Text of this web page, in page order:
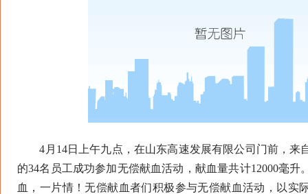
4月14日上午九点，在山东高速发展有限公司门前，来
的34名员工成功参加无偿献血活动，献血量共计12000毫升
血，一片情！无偿献血者们积极参与无偿献血活动，以实